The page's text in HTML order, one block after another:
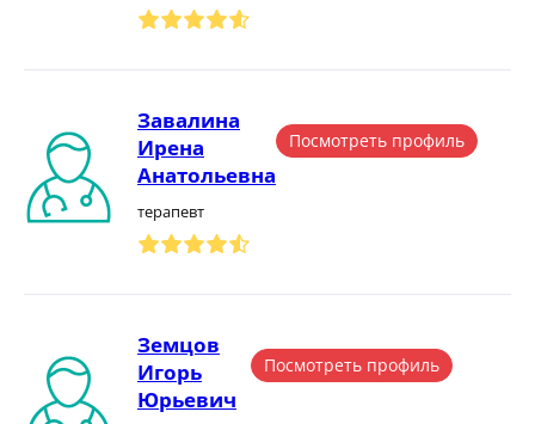
Завалина
Ирена
Анатольевна
терапевт
Посмотреть профиль
Земцов
Игорь
Юрьевич
Посмотреть профиль